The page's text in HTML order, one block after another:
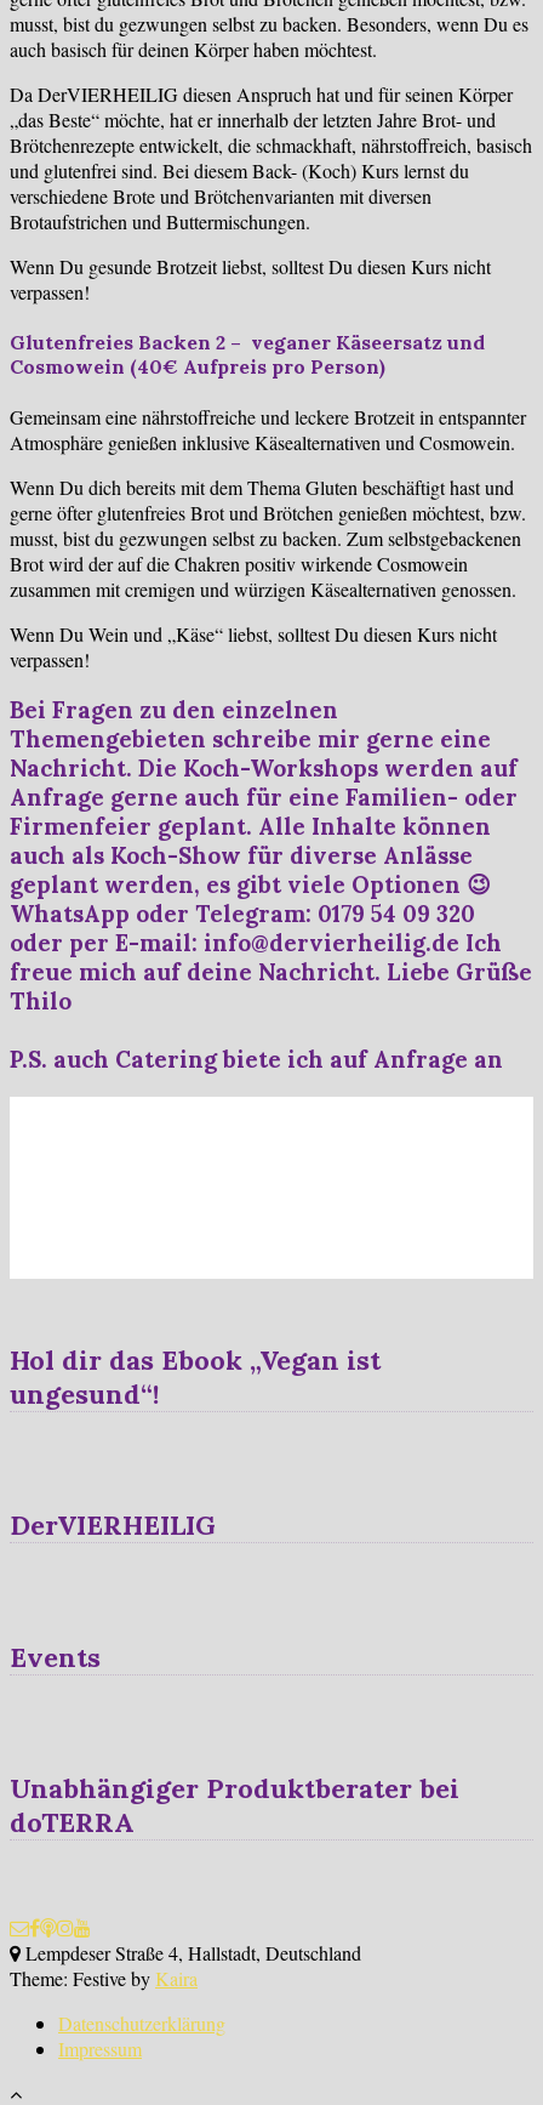
musst, bist du gezwungen selbst zu backen. Besonders, wenn Du es
auch basisch für deinen Körper haben möchtest.
Da DerVIERHEILIG diesen Anspruch hat und für seinen Körper
„das Beste“ möchte, hat er innerhalb der letzten Jahre Brot- und
Brötchenrezepte entwickelt, die schmackhaft, nährstoffreich, basisch
und glutenfrei sind. Bei diesem Back- (Koch) Kurs lernst du
verschiedene Brote und Brötchenvarianten mit diversen
Brotaufstrichen und Buttermischungen.
Wenn Du gesunde Brotzeit liebst, solltest Du diesen Kurs nicht
verpassen!
Glutenfreies Backen 2 – veganer Käseersatz und
Cosmowein (40€ Aufpreis pro Person)
Gemeinsam eine nährstoffreiche und leckere Brotzeit in entspannter
Atmosphäre genießen inklusive Käsealternativen und Cosmowein.
Wenn Du dich bereits mit dem Thema Gluten beschäftigt hast und
gerne öfter glutenfreies Brot und Brötchen genießen möchtest, bzw.
musst, bist du gezwungen selbst zu backen. Zum selbstgebackenen
Brot wird der auf die Chakren positiv wirkende Cosmowein
zusammen mit cremigen und würzigen Käsealternativen genossen.
Wenn Du Wein und „Käse“ liebst, solltest Du diesen Kurs nicht
verpassen!
Bei Fragen zu den einzelnen
Themengebieten schreibe mir gerne eine
Nachricht. Die Koch-Workshops werden auf
Anfrage gerne auch für eine Familien- oder
Firmenfeier geplant. Alle Inhalte können
auch als Koch-Show für diverse Anlässe
geplant werden, es gibt viele Optionen 😉
WhatsApp oder Telegram: 0179 54 09 320
oder per E-mail: info@dervierheilig.de Ich
freue mich auf deine Nachricht. Liebe Grüße
Thilo
P.S. auch Catering biete ich auf Anfrage an
Hol dir das Ebook „Vegan ist
ungesund“!
DerVIERHEILIG
Events
Unabhängiger Produktberater bei
doTERRA
Lempdeser Straße 4, Hallstadt, Deutschland
Theme: Festive byKaira
Datenschutzerklärung
Impressum